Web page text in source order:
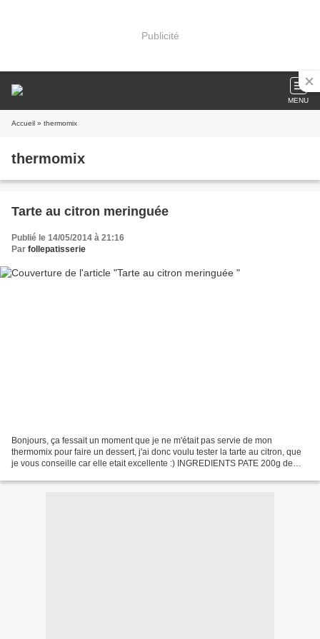
Publicité
MENU
Accueil » thermomix
thermomix
Tarte au citron meringuée
Publié le 14/05/2014 à 21:16
Par follepatisserie
Bonjours, ça fessait un moment que je ne m'était pas servie de mon
thermomix pour faire un dessert, j'ai donc voulu tester la tarte au citron, que
je vous conseille car elle etait excellente :) INGREDIENTS PATE 200g de